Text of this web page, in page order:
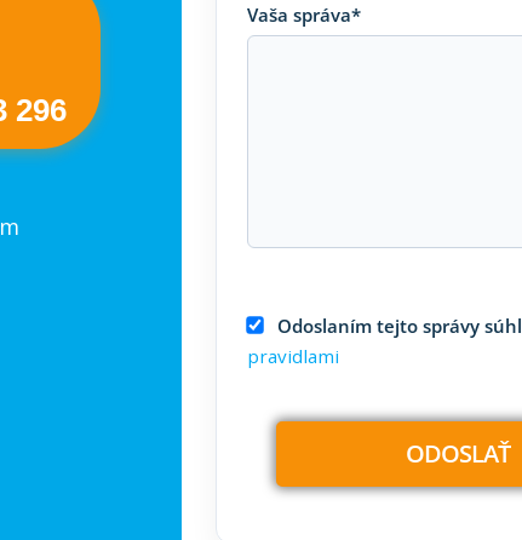
296
Vaša správa*
Odoslaním tejto správy
pravidlami